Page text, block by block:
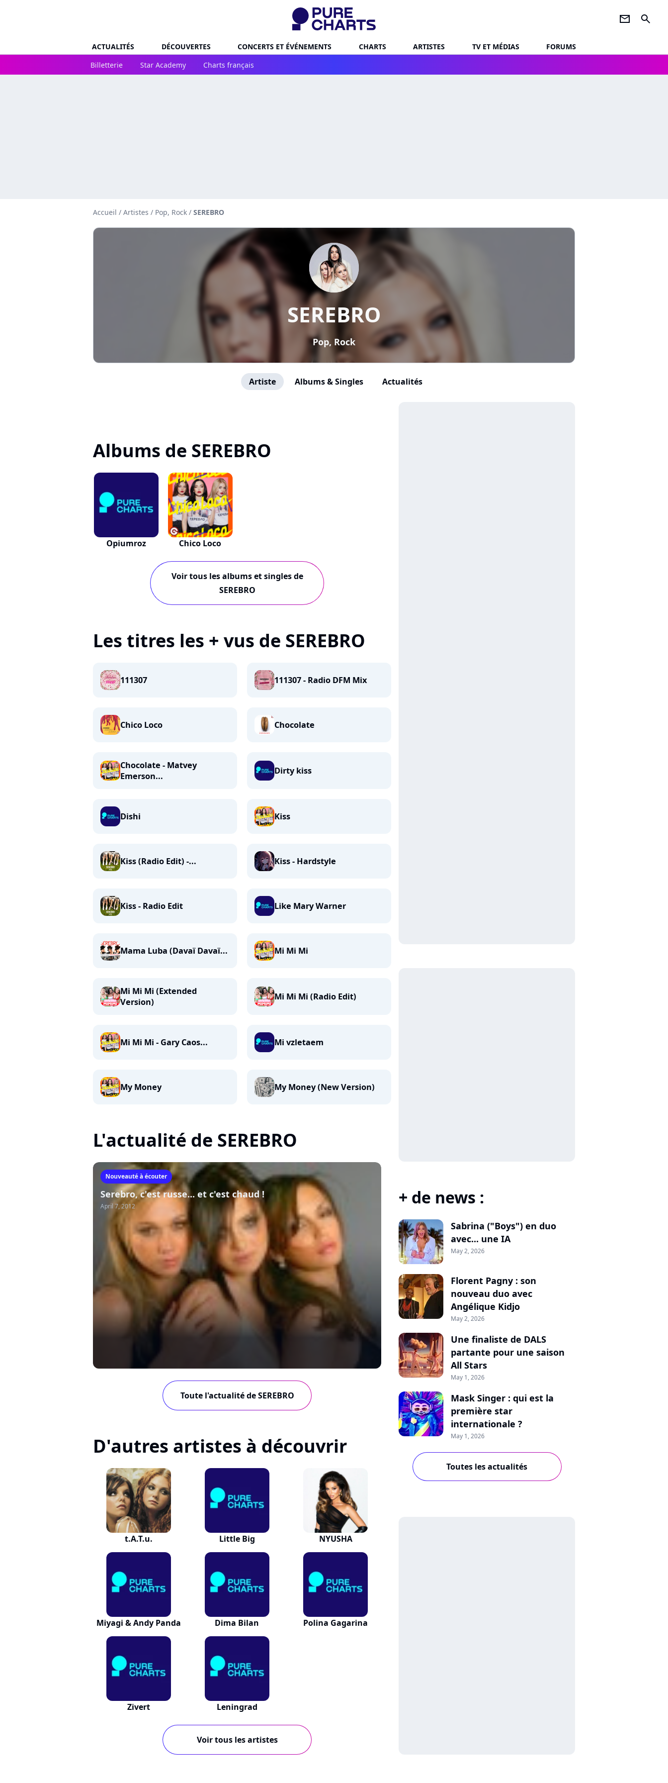
newsletter search
ACTUALITÉS DÉCOUVERTES CONCERTS ET ÉVÉNEMENTS CHARTS ARTISTES TV ET MÉDIAS
FORUMS
Billetterie
Star Academy Charts français
Accueil / Artistes / Pop, Rock / SEREBRO
SEREBRO
Pop, Rock
Artiste Albums & Singles Actualités
Albums de SEREBRO
Opiumroz Chico Loco
Voir tous les albums et singles de
SEREBRO
Les titres les + vus de SEREBRO
111307 111307 - Radio DFM Mix
Chico Loco Chocolate
Chocolate - Matvey
Emerson...
Dirty kiss
Dishi Kiss
Kiss (Radio Edit) -... Kiss - Hardstyle
Kiss - Radio Edit Like Mary Warner
Mama Luba (Davaï Davaï... Mi Mi Mi
Mi Mi Mi (Extended
Version)
Mi Mi Mi (Radio Edit)
Mi Mi Mi - Gary Caos... Mi vzletaem
My Money My Money (New Version)
L'actualité de SEREBRO
Nouveauté à écouter
Serebro, c'est russe... et c'est chaud !
April 7, 2012
Toute l'actualité de SEREBRO
D'autres artistes à découvrir
t.A.T.u. Little Big NYUSHA
Miyagi & Andy Panda Dima Bilan Polina Gagarina
Zivert Leningrad
Voir tous les artistes
+ de news :
Sabrina ("Boys") en duo
avec... une IA
May 2, 2026
Florent Pagny : son
nouveau duo avec
Angélique Kidjo
May 2, 2026
Une finaliste de DALS
partante pour une saison
All Stars
May 1, 2026
Mask Singer : qui est la
première star
internationale ?
May 1, 2026
Toutes les actualités